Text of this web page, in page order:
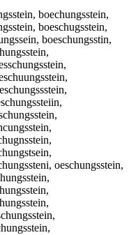
boechungsstein,
boeschugsstein,
boeschungsstin,
oeschungsstein,